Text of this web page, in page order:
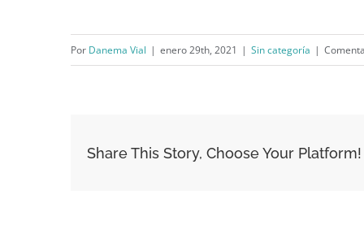
Por Danema Vial | enero 29th, 2021 | Sin categoría |
Share This Story, Choose Your Platform!